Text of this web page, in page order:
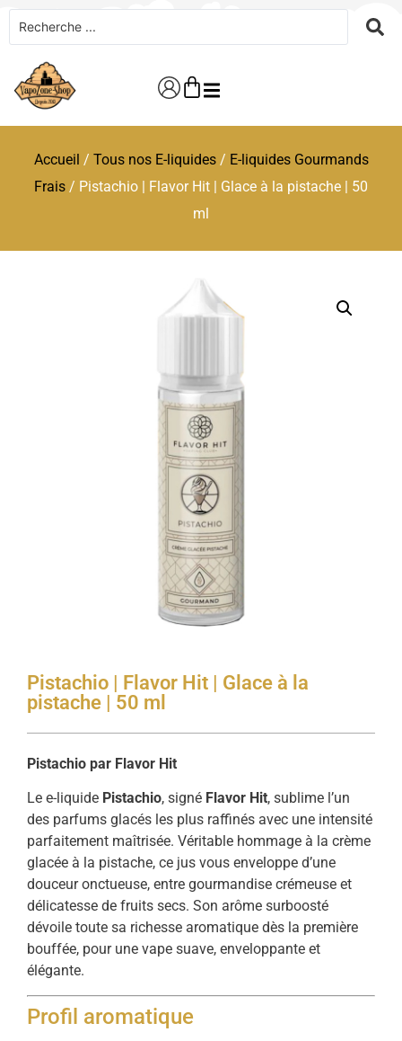
Accueil / Tous nos E-liquides/ E-liquides Gourmands
Frais / Pistachio | Flavor Hit | Glace à la pistache | 50
ml
Pistachio | Flavor Hit | Glace à la
pistache | 50 ml
Pistachio par Flavor Hit
Le e-liquide Pistachio, signé Flavor Hit, sublime l’un
des parfums glacés les plus raffinés avec une intensité
parfaitement maîtrisée. Véritable hommage à la crème
glacée à la pistache, ce jus vous enveloppe d’une
douceur onctueuse, entre gourmandise crémeuse et
délicatesse de fruits secs. Son arôme surboosté
dévoile toute sa richesse aromatique dès la première
bouffée, pour une vape suave, enveloppante et
élégante.
Profil aromatique